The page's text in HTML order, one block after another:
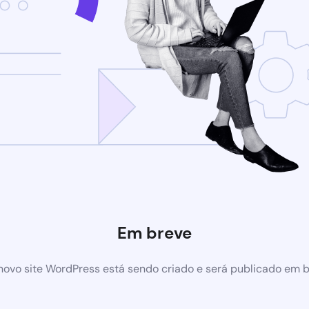
Em breve
site WordPress está sendo criado e será publicado em